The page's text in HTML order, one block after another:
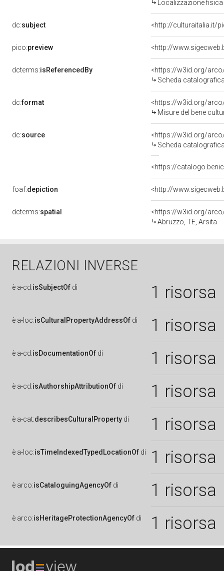
Localizzazione
dc:subject <http://culturaitalia.it/
pico:preview <http://
dcterms:isReferencedBy
<https://w3id.org/
Scheda
dc:format
<https://w3id.org/
Misure del bene
dc:source
<https://w3id.org/
Scheda
<https://
foaf:depiction <http://
dcterms:spatial
<https://w3id.org/
Abruzzo, TE, Arsita
RELAZIONI INVERSE
è a-cd:isSubjectOf di 1 risorsa
è a-loc:isCulturalPropertyAddressOf di 1 risorsa
è a-cd:isDocumentationOf di 1 risorsa
è a-cd:isAuthorshipAttributionOf di 1 risorsa
è a-cat:describesCulturalProperty di 1 risorsa
è a-loc:isTimeIndexedTypedLocationOf di 1 risorsa
è arco:isCataloguingAgencyOf di 1 risorsa
è arco:isHeritageProtectionAgencyOf di 1 risorsa